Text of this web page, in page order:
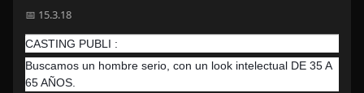
📅 15.3.18
CASTING PUBLI :
Buscamos un hombre serio, con un look intelectual DE 35 A
65 AÑOS.